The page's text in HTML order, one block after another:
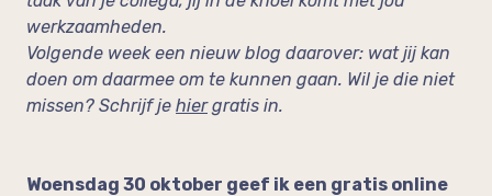
werkzaamheden.
Volgende week een nieuw blog daarover: wat jij kan
doen om daarmee om te kunnen gaan. Wil je die niet
missen? Schrijf je hiergratis in.
Woensdag 30 oktober geef ik een gratis online